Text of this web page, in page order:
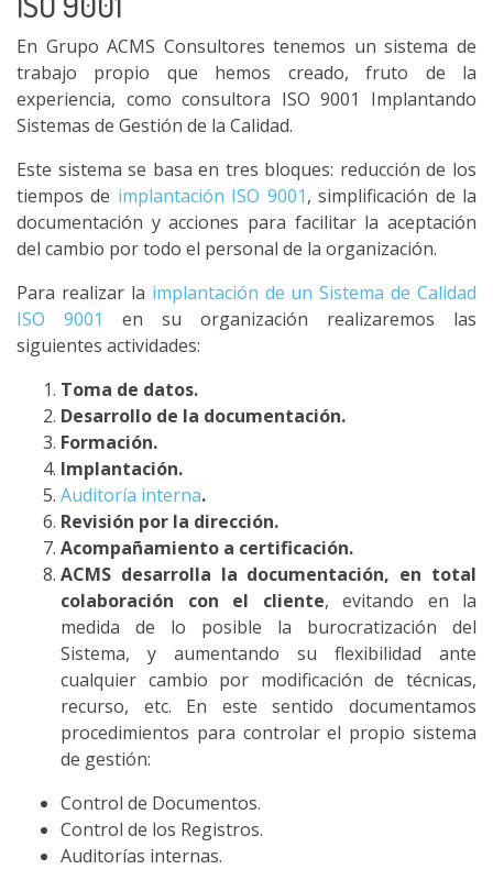
En Grupo ACMS Consultores tenemos un sistema de
trabajo propio que hemos creado, fruto de la
experiencia, como consultora ISO 9001 Implantando
Sistemas de Gestión de la Calidad.
Este sistema se basa en tres bloques: reducción de los
tiempos de implantación ISO 9001, simplificación de la
documentación y acciones para facilitar la aceptación
del cambio por todo el personal de la organización.
Para realizar la implantación de un Sistema de Calidad
ISO 9001
en su organización realizaremos las
siguientes actividades:
Toma de datos.
Desarrollo de la documentación.
Formación.
Implantación.
Auditoría interna.
Revisión por la dirección.
Acompañamiento a certificación.
ACMS desarrolla la documentación, en total
colaboración con el cliente, evitando en la
medida de lo posible la burocratización del
Sistema, y aumentando su flexibilidad ante
cualquier cambio por modificación de técnicas,
recurso, etc. En este sentido documentamos
procedimientos para controlar el propio sistema
de gestión:
Control de Documentos.
Control de los Registros.
Auditorías internas.